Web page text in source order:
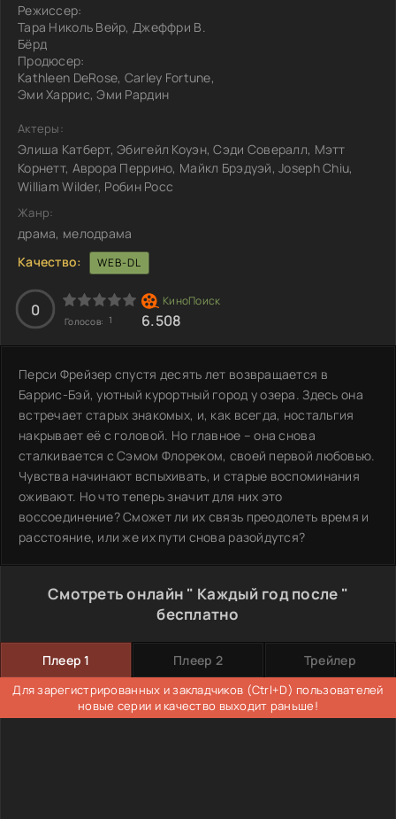
Режиссер:
Тара Николь Вейр, Джеффри В.
Бёрд
Продюсер:
Kathleen DeRose, Carley Fortune,
Эми Харрис, Эми Рардин
Актеры:
Элиша Катберт, Эбигейл Коуэн, Сэди Совералл, Мэтт
Корнетт, Аврора Перрино, Майкл Брэдуэй, Joseph Chiu,
William Wilder, Робин Росс
Жанр:
драма, мелодрама
Качество:
WEB-DL
0
Голосов: 1 6.508
Перси Фрейзер спустя десять лет возвращается в
Баррис-Бэй, уютный курортный город у озера. Здесь она
встречает старых знакомых, и, как всегда, ностальгия
накрывает её с головой. Но главное – она снова
сталкивается с Сэмом Флореком, своей первой любовью.
Чувства начинают вспыхивать, и старые воспоминания
оживают. Но что теперь значит для них это
воссоединение? Сможет ли их связь преодолеть время и
расстояние, или же их пути снова разойдутся?
Смотреть онлайн " Каждый год после "
бесплатно
Плеер 1 Плеер 2 Трейлер
Для зарегистрированных и закладчиков (Ctrl+D) пользователей
новые серии и качество выходит раньше!